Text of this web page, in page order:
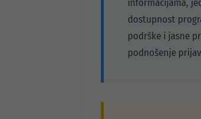
informacijama,
dostupnost
podrške i jasne
podnošenje